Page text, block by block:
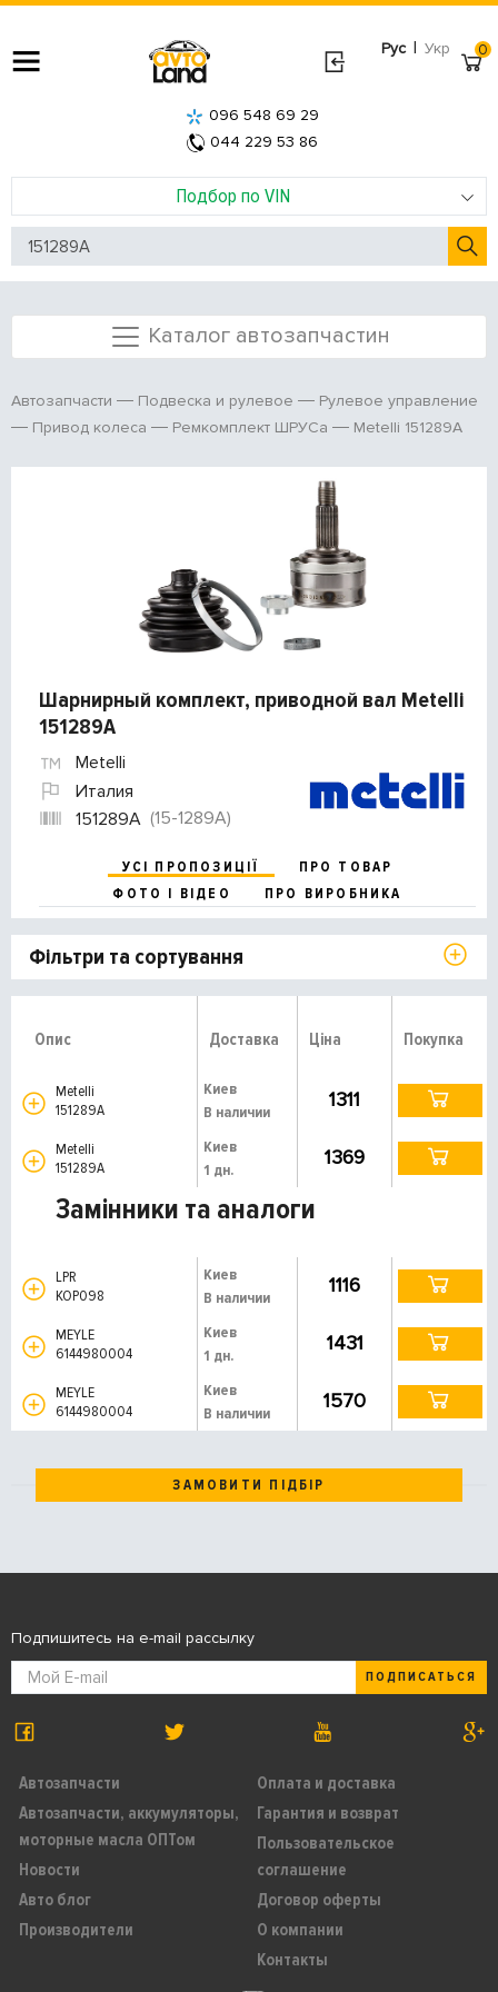
Рус | Укр
Подбор по VIN
096 548 69 29
044 229 53 86
0
Каталог автозапчастин
Автозапчасти Подвеска и рулевое
Рулевое управление
Привод колеса
Ремкомплект ШРУСа Metelli 151289A
Шарнирный комплект, приводной вал Metelli
151289A
Metelli
Италия
151289A (15-1289A)
УСІ ПРОПОЗИЦІЇ
ПРО ТОВАР
ФОТО І ВІДЕО
ПРО ВИРОБНИКА
Фільтри та сортування
Опис Доставка Ціна Покупка
Metelli
151289A
Киев
В наличии
1311
Metelli
151289A
Киев
1 дн.
1369
Замінники та аналоги
LPR
KOP098
Киев
В наличии
1116
MEYLE
6144980004
Киев
1 дн.
1431
MEYLE
6144980004
Киев
В наличии
1570
ЗАМОВИТИ ПІДБІР
Автозапчасти
Автозапчасти, аккумуляторы,
моторные масла ОПТом
Новости
Авто блог
Производители
Оплата и доставка
Гарантия и возврат
Пользовательское
соглашение
Договор оферты
О компании
Контакты
Подпишитесь на e-mail рассылку
ПОДПИСАТЬСЯ